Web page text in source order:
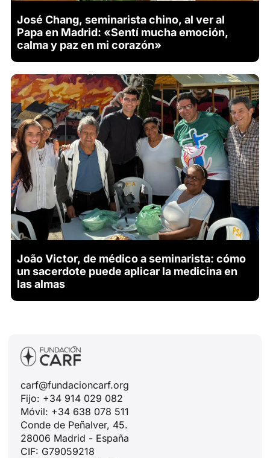
José Chang, seminarista chino, al ver al
Papa en Madrid: «Sentí mucha emoción,
calma y paz en mi corazón»
João Victor, de médico a seminarista: cómo
un sacerdote puede aplicar la medicina en
las almas
carf@fundacioncarf.org
Fijo: +34 914 029 082
Móvil: +34 638 078 511
Conde de Peñalver, 45.
28006 Madrid - España
CIF: G79059218